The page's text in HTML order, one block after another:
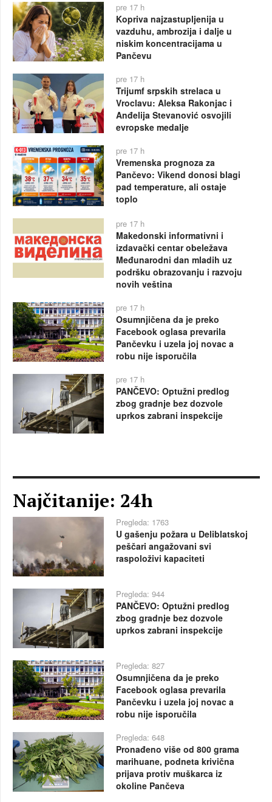
pre 17 h
Kopriva najzastupljenija u
vazduhu, ambrozija i dalje u
niskim koncentracijama u
Pančevu
pre 17 h
Trijumf srpskih strelaca u
Vroclavu: Aleksa Rakonjac i
Anđelija Stevanović osvojili
evropske medalje
pre 17 h
Vremenska prognoza za
Pančevo: Vikend donosi blagi
pad temperature, ali ostaje
toplo
pre 17 h
Makedonski informativni i
izdavački centar obeležava
Međunarodni dan mladih uz
podršku obrazovanju i razvoju
novih veština
pre 17 h
Osumnjičena da je preko
Facebook oglasa prevarila
Pančevku i uzela joj novac a
robu nije isporučila
pre 17 h
PANČEVO: Optužni predlog
zbog gradnje bez dozvole
uprkos zabrani inspekcije
Najčitanije: 24h
Pregleda: 1763
U gašenju požara u Deliblatskoj
peščari angažovani svi
raspoloživi kapaciteti
Pregleda: 944
PANČEVO: Optužni predlog
zbog gradnje bez dozvole
uprkos zabrani inspekcije
Pregleda: 827
Osumnjičena da je preko
Facebook oglasa prevarila
Pančevku i uzela joj novac a
robu nije isporučila
Pregleda: 648
Pronađeno više od 800 grama
marihuane, podneta krivična
prijava protiv muškarca iz
okoline Pančeva